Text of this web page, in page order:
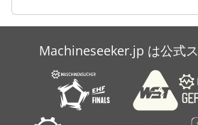
Machineseeker.jp は公式